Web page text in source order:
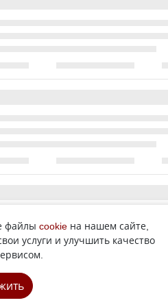
файлы cookie на нашем сайте,
услуги и улучшить качество